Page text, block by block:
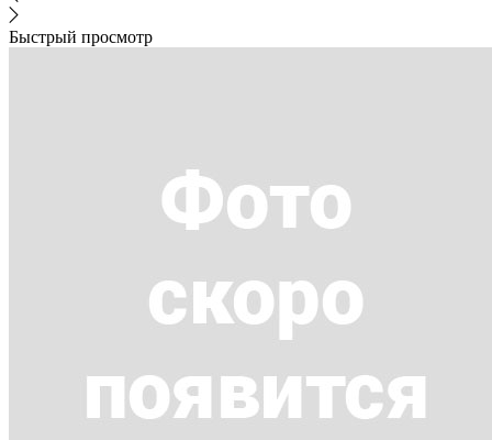
Быстрый просмотр